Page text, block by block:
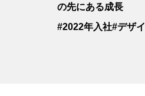
の先にある成長
#2022年入社#デザ